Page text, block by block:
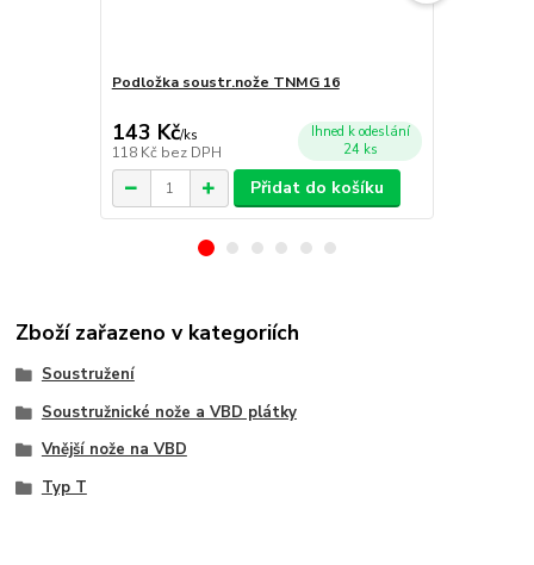
Podložka soustr.nože TNMG 16
143 Kč/ks
118 Kč bez DPH
Ihned k odeslání
24 ks
Přidat do košíku
Zboží zařazeno v kategoriích
Soustružení
Soustružnické nože a VBD plátky
Vnější nože na VBD
Typ T